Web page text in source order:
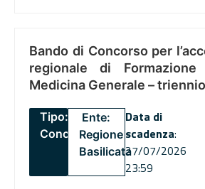
Bando di Concorso per
regionale di
Medicina Generale –
Tipo:
Concorsi
Ente:
Regione
Basilicata
Data di
scadenza:
27/07/2026
23:59